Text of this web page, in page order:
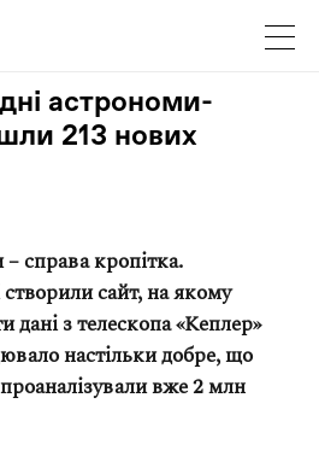
астрономи-
213 нових
справа кропітка.
сайт, на якому
дані з телескопа «Кеплер»
настільки добре, що
вже 2 млн